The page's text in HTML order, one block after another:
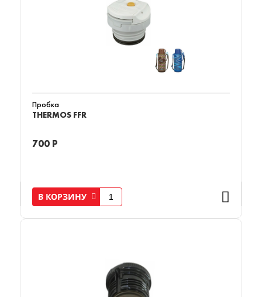
Пробка
THERMOS FFR
700 Р
В КОРЗИНУ